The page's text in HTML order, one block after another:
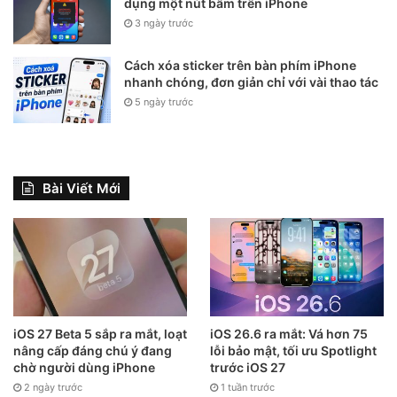
Sử dụng iPhone làm webcam (Continuity Camera):
Khi bạn dùng iPhone làm webcam cho Mac thông qua tính
năng Continuity Camera, bạn có thể bật Center Stage để
camera iPhone tự theo dõi và giữ bạn ở trung tâm khung
Studio Display:
Studio Display của Apple tích hợp camera ultra-wide 12 MP
kèm chip A13 để hỗ trợ Center Stage khi dùng Mac kết nối
với màn hình này.
Yêu cầu phần mềm & hệ điều hành
iPad cần chạy iPadOS (một phiên bản tương thích
mới).
3 ngày trước
Cách xóa sticker trên bàn phím iPhone
nhanh chóng, đơn giản chỉ với vài thao tác
5 ngày trước
Bài Viết Mới
iOS 27 Beta 5 sắp ra mắt, loạt
nâng cấp đáng chú ý đang
chờ người dùng iPhone
2 ngày trước
iOS 26.6 ra mắt: Vá hơn 75
lỗi bảo mật, tối ưu Spotlight
trước iOS 27
1 tuần trước